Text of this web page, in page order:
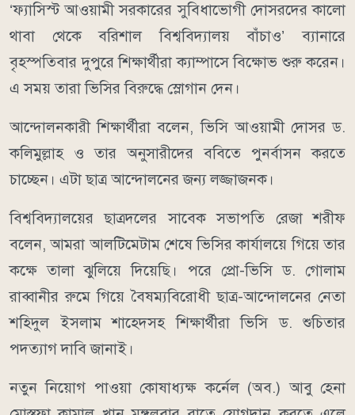
‘ফ্যাসিস্ট আওয়ামী সরকারের সুবিধাভোগী দোসরদের কালো
থাবা থেকে বরিশাল বিশ্ববিদ্যালয় বাঁচাও’ ব্যানারে
বৃহস্পতিবার দুপুরে শিক্ষার্থীরা ক্যাম্পাসে বিক্ষোভ শুরু করেন।
এ সময় তারা ভিসির বিরুদ্ধে স্লোগান দেন।
আন্দোলনকারী শিক্ষার্থীরা বলেন, ভিসি আওয়ামী দোসর ড.
কলিমুল্লাহ ও তার অনুসারীদের ববিতে পুনর্বাসন করতে
চাচ্ছেন। এটা ছাত্র আন্দোলনের জন্য লজ্জাজনক।
বিশ্ববিদ্যালয়ের ছাত্রদলের সাবেক সভাপতি রেজা শরীফ
বলেন, আমরা আলটিমেটাম শেষে ভিসির কার্যালয়ে গিয়ে তার
কক্ষে তালা ঝুলিয়ে দিয়েছি। পরে প্রো-ভিসি ড. গোলাম
রাব্বানীর রুমে গিয়ে বৈষম্যবিরোধী ছাত্র-আন্দোলনের নেতা
শহিদুল ইসলাম শাহেদসহ শিক্ষার্থীরা ভিসি ড. শুচিতার
পদত্যাগ দাবি জানাই।
নতুন নিয়োগ পাওয়া কোষাধ্যক্ষ কর্নেল (অব.) আবু হেনা